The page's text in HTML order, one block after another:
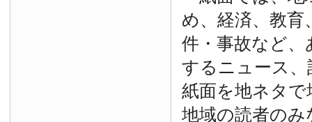
め、経済、教育
件・事故など
するニュース
紙面を地ネタ
地域の読者の